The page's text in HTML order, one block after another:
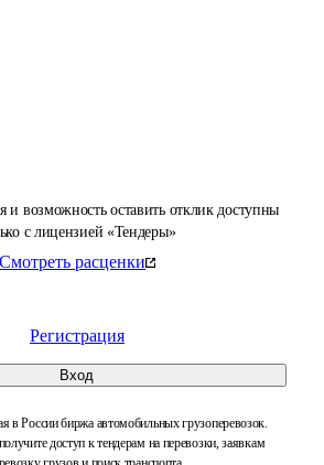
возможность оставить отклик доступны
с лицензией «Тендеры»
Смотреть расценки
Регистрация
Вход
России биржа автомобильных грузоперевозок.
доступ к тендерам на перевозки, заявкам